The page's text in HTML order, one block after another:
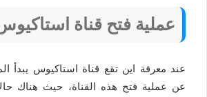
عملية فتح قناة
عند معرفة اين تقع قناة استاكيوس يبدأ
عن عملية فتح هذه القناة، حيث هناك